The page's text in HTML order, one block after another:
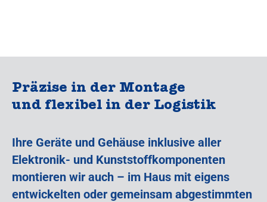
Präzise in der Montage
und flexibel in der Logistik
Ihre Geräte und Gehäuse inklusive aller
Elektronik- und Kunststoffkomponenten
montieren wir auch – im Haus mit eigens
entwickelten oder gemeinsam abgestimmten